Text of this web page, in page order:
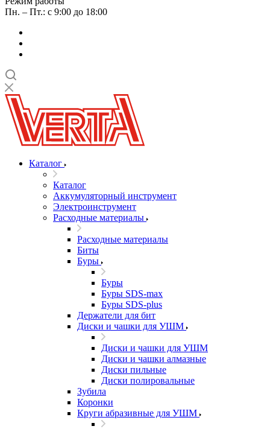
Пн. – Пт.: с 9:00 до 18:00
Каталог
Каталог
Аккумуляторный инструмент
Электроинструмент
Расходные материалы
Расходные материалы
Биты
Буры
Буры
Буры SDS-max
Буры SDS-plus
Держатели для бит
Диски и чашки для УШМ
Диски и чашки для УШМ
Диски и чашки алмазные
Диски пильные
Диски полировальные
Зубила
Коронки
Круги абразивные для УШМ